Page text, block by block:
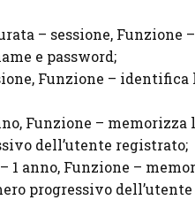
– sessione,
e password;
Funzione –
Funzione –
dell’utente registrato;
1 anno, Funzione –
progressivo